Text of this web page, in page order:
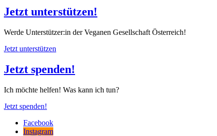
Jetzt unterstützen!
Werde Unterstützer:in der Veganen Gesellschaft Österreich!
Jetzt unterstützen
Jetzt spenden!
Ich möchte helfen! Was kann ich tun?
Jetzt spenden!
Facebook
Instagram